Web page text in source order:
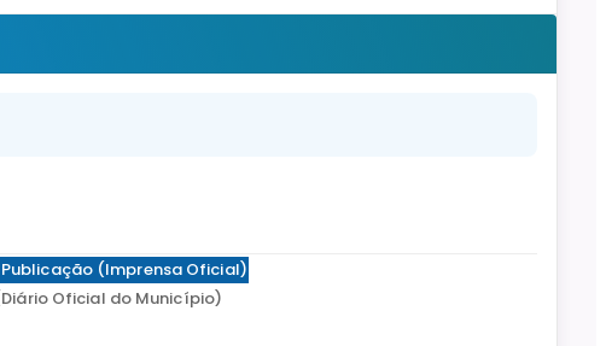
(Imprensa Oficial)
Oficial do Município)